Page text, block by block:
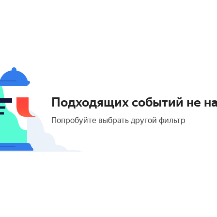
Подходящих событий не
Попробуйте выбрать другой фильтр